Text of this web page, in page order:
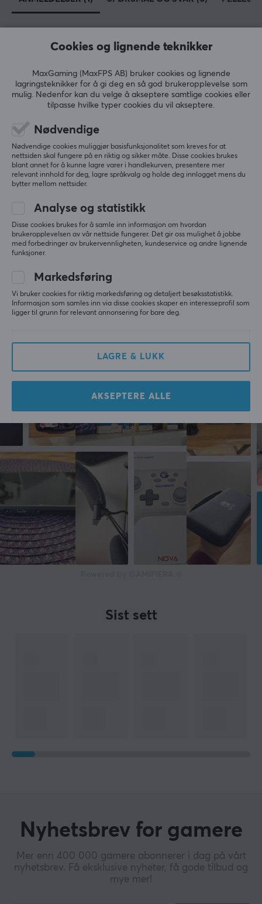
Basert på 1 vurdering
5
3
0%
2
0%
1
0%
SKRIV ANMELDELSE
Relevans
Alle anmeldelser
Manuela K
Verifisert kjøper
Level 5
No-scope Scout
Veldig god design. Elsker det
Vis originalen
Snakebyte Travel Case for Nintendo Switch 2
11 mo. ago
0 likes
Mer fra vårt fellesskap
Sist sett
Nyhetsbrev for gamere
Mer enn 400 000 gamere abonnerer i dag på vårt
nyhetsbrev. Få eksklusive nyheter, få gode tilbud og
mye mer!
Cookies og lignende teknikker
MaxGaming (MaxFPS AB) bruker cookies og lignende
lagringsteknikker for å gi deg en så god brukeropplevelse som
mulig. Nedenfor kan du velge å akseptere samtlige cookies eller
tilpasse hvilke typer cookies du vil akseptere.
Nødvendige
Nødvendige cookies muliggjør basisfunksjonalitet som kreves for at
nettsiden skal fungere på en riktig og sikker måte. Disse cookies brukes
blant annet for å kunne lagre varer i handlekurven, presentere mer
relevant innhold for deg, lagre språkvalg og holde deg innlogget mens du
bytter mellom nettsider.
Analyse og statistikk
Disse cookies brukes for å samle inn informasjon om hvordan
brukeropplevelsen av vår nettside fungerer. Det gir oss mulighet å jobbe
med forbedringer av brukervennligheten, kundeservice og andre lignende
funksjoner.
Markedsføring
Vi bruker cookies for riktig markedsføring og detaljert besøksstatistikk.
Informasjon som samles inn via disse cookies skaper en interesseprofil som
ligger til grunn for relevant annonsering for bare deg.
LAGRE & LUKK
AKSEPTERE ALLE